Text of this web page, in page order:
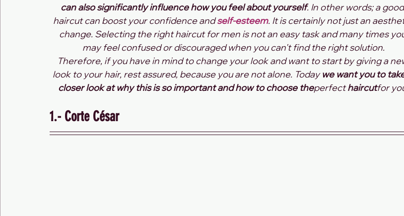
can also significantly influence how you feel about yourself. In other words; a
haircut can boost your confidence and self-esteem. It is certainly not just an
change. Selecting the right haircut for men is not an easy task and many times
may feel confused or discouraged when you can't find the right solution.
Therefore, if you have in mind to change your look and want to start by giving a
look to your hair, rest assured, because you are not alone. Today we want you to
closer look at why this is so important and how to choose theperfect haircutfor
1.- Corte César